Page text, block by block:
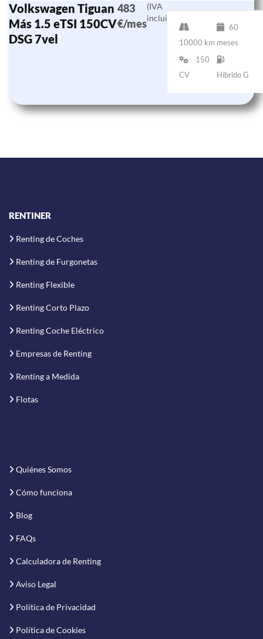
Volkswagen Tiguan
Más 1.5 eTSI 150CV
DSG 7vel
483
€/mes
(IVA
incluido)
10000 km
60
meses
150
CV
Híbrido G
RENTINER
Renting de Coches
Renting de Furgonetas
Renting Flexible
Renting Corto Plazo
Renting Coche Eléctrico
Empresas de Renting
Renting a Medida
Flotas
Quiénes Somos
Cómo funciona
Blog
FAQs
Calculadora de Renting
Aviso Legal
Política de Privacidad
Política de Cookies